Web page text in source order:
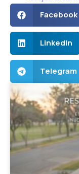
Facebook
LinkedIn
Telegram